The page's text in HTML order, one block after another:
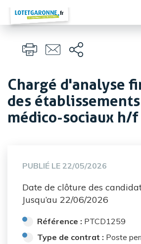
Chargé d'analyse
des
médico-sociaux h/f
PUBLIÉ LE 22/05/2026
Date de clôture des
Jusqu’au 22/06/2026
Référence : PTCD1259
Type de contrat : Poste